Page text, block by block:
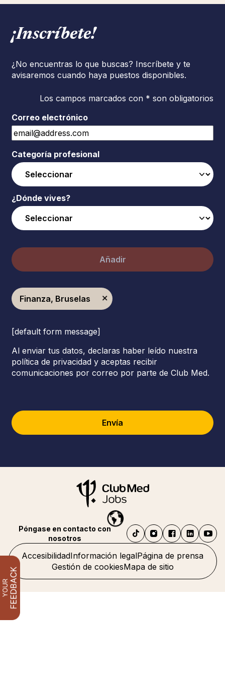
¡Inscríbete!
¿No encuentras lo que buscas? Inscríbete y te
avisaremos cuando haya puestos disponibles.
Los campos marcados con * son obligatorios
Correo electrónico
Categoría profesional
¿Dónde vives?
Añadir
Finanza, Bruselas
[default form message]
Al enviar tus datos, declaras haber leído nuestra
política de privacidad y aceptas recibir
comunicaciones por correo por parte de Club Med.
Envía
AccesibilidadInformación legalPágina de prensa
Gestión de cookiesMapa de sitio
Póngase en contacto con
nosotros